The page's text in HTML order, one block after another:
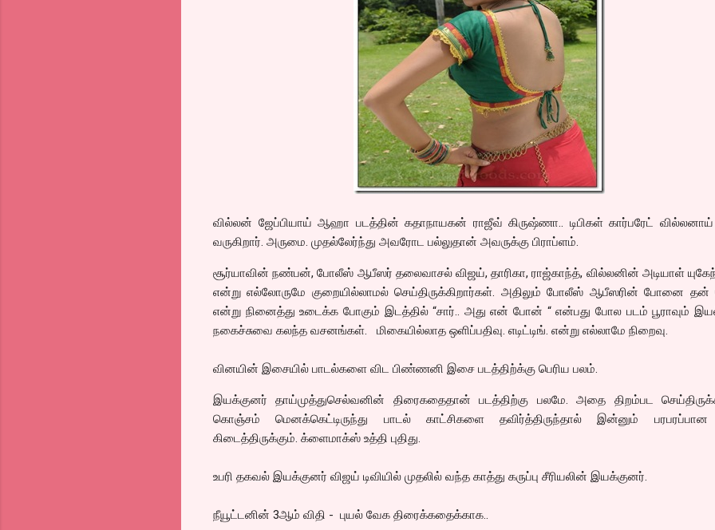
வில்லன் ஜேப்பியாய் ஆஹா படத்தின் கதாநாயகன் ராஜீவ் கிருஷ்ணா.. டிபிகள் கார்பரேட்
வருகிறார். அருமை. முதல்லேர்ந்து அவரோட பல்லுதான் அவருக்கு பிராப்ளம்.
சூர்யாவின் நண்பன், போலீஸ் ஆபீஸர் தலைவாசல் விஜய், தாரிகா, ராஜ்காந்த், வில்லனின் அடியாள்
என்று எல்லோருமே குறையில்லாமல் செய்திருக்கிறார்கள். அதிலும் போலீஸ் ஆபீஸரின் போனை
என்று நினைத்து உடைக்க போகும் இடத்தில் “சார்.. அது என் போன் “ என்பது போல படம் பூராவும்
நகைச்சுவை கலந்த வசனங்கள். மிகையில்லாத ஒளிப்பதிவு. எடிட்டிங். என்று எல்லாமே நிறைவு.
வினயின் இசையில் பாடல்களை விட பிண்ணனி இசை படத்திற்க்கு பெரிய பலம்.
இயக்குனர் தாய்முத்துசெல்வனின் திரைகதைதான் படத்திற்கு பலமே. அதை திறம்பட
கொஞ்சம் மெனக்கெட்டிருந்து பாடல் காட்சிகளை தவிர்த்திருந்தால் இன்னும்
கிடைத்திருக்கும். க்ளைமாக்ஸ் உத்தி புதிது.
உபரி தகவல் இயக்குனர் விஜய் டிவியில் முதலில் வந்த காத்து கருப்பு சீரியலின் இயக்குனர்.
நீயூட்டனின் 3ஆம் விதி - புயல் வேக திரைக்கதைக்காக..